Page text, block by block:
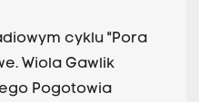
cyklu "Pora
Wiola Gawlik
Pogotowia